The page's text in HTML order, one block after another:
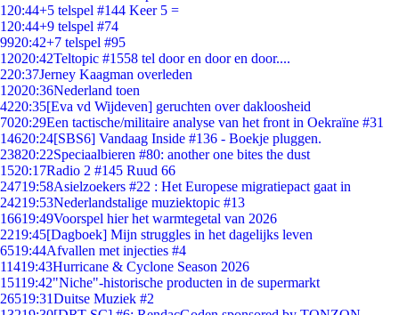
1 20:44+5 telspel #144 Keer 5 =
1 20:44+9 telspel #74
9920:42+7 telspel #95
12020:42Teltopic #1558 tel door en door en door....
220:37Jerney Kaagman overleden
12020:36Nederland toen
4220:35[Eva vd Wijdeven] geruchten over dakloosheid
7020:29Een tactische/militaire analyse van het front in Oekraïne #31
14620:24[SBS6] Vandaag Inside #136 - Boekje pluggen.
23820:22Speciaalbieren #80: another one bites the dust
1520:17Radio 2 #145 Ruud 66
24719:58Asielzoekers #22 : Het Europese migratiepact gaat in
24219:53Nederlandstalige muziektopic #13
16619:49Voorspel hier het warmtegetal van 2026
2219:45[Dagboek] Mijn struggles in het dagelijks leven
6519:44Afvallen met injecties #4
11419:43Hurricane & Cyclone Season 2026
15119:42"Niche"-historische producten in de supermarkt
26519:31Duitse Muziek #2